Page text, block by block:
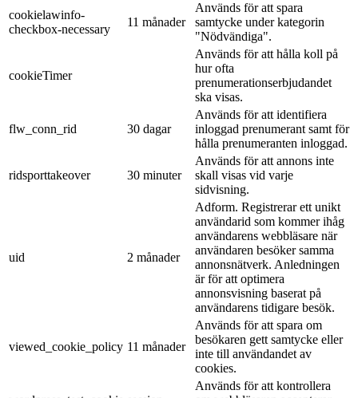
cookielawinfo-
checkbox-necessary
11 månader
Används för att spara
samtycke under kategorin
"Nödvändiga".
cookieTimer
Används för att hålla koll på
hur ofta
prenumerationserbjudandet
ska visas.
flw_conn_rid 30 dagar
Används för att identifiera
inloggad prenumerant samt för
hålla prenumeranten inloggad.
ridsporttakeover 30 minuter
Används för att annons inte
skall visas vid varje
sidvisning.
uid 2 månader
Adform. Registrerar ett unikt
användarid som kommer ihåg
användarens webbläsare när
användaren besöker samma
annonsnätverk. Anledningen
är för att optimera
annonsvisning baserat på
användarens tidigare besök.
viewed_cookie_policy 11 månader
Används för att spara om
besökaren gett samtycke eller
inte till användandet av
cookies.
Används för att kontrollera